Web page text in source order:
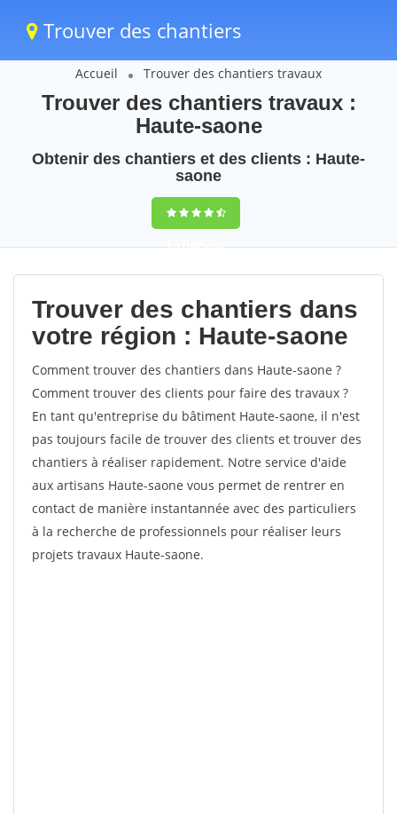
Trouver des chantiers
Accueil Trouver des chantiers travaux
Trouver des chantiers travaux :
Haute-saone
Obtenir des chantiers et des clients : Haute-
saone
9,5(100%)58
votes
Trouver des chantiers dans
votre région : Haute-saone
Comment trouver des chantiers dans Haute-saone ?
Comment trouver des clients pour faire des travaux ?
En tant qu'entreprise du bâtiment Haute-saone, il n'est
pas toujours facile de trouver des clients et trouver des
chantiers à réaliser rapidement. Notre service d'aide
aux artisans Haute-saone vous permet de rentrer en
contact de manière instantannée avec des particuliers
à la recherche de professionnels pour réaliser leurs
projets travaux Haute-saone.